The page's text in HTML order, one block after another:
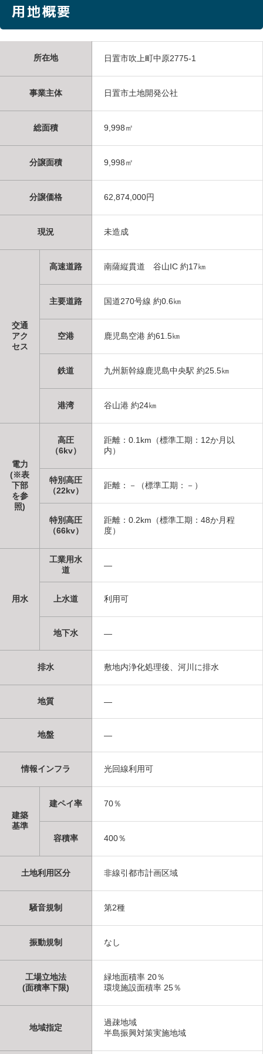
用地概要
所在地 日置市吹上町中原2775-1
事業主体 日置市土地開発公社
総面積 9,998㎡
分譲面積 9,998㎡
分譲価格 62,874,000円
現況 未造成
交通
アク
セス
高速道路 南薩縦貫道 谷山IC 約17㎞
主要道路 国道270号線 約0.6㎞
空港 鹿児島空港 約61.5㎞
鉄道 九州新幹線鹿児島中央駅 約25.5㎞
港湾 谷山港 約24㎞
電力
(※表
下部
を参
照)
高圧
（6kv）
距離：0.1km（標準工期：12か月以
内）
特別高圧
（22kv）
距離：－（標準工期：－）
特別高圧
（66kv）
距離：0.2km（標準工期：48か月程
度）
用水
工業用水
道
―
上水道 利用可
地下水 ―
排水 敷地内浄化処理後、河川に排水
地質 ―
地盤 ―
情報インフラ 光回線利用可
建築
基準
建ペイ率 70％
容積率 400％
土地利用区分 非線引都市計画区域
騒音規制 第2種
振動規制 なし
工場立地法
(面積率下限)
緑地面積率 20％
環境施設面積率 25％
地域指定
過疎地域
半島振興対策実施地域